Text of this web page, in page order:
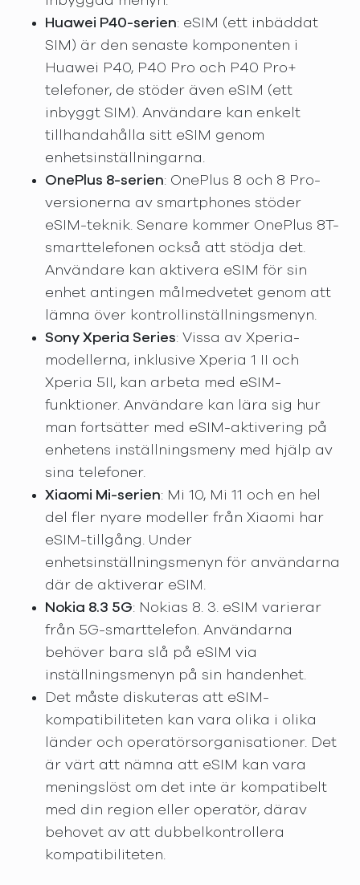
Huawei P40-serien: eSIM (ett inbäddat
SIM) är den senaste komponenten i
Huawei P40, P40 Pro och P40 Pro+
telefoner, de stöder även eSIM (ett
inbyggt SIM). Användare kan enkelt
tillhandahålla sitt eSIM genom
enhetsinställningarna.
OnePlus 8-serien: OnePlus 8 och 8 Pro-
versionerna av smartphones stöder
eSIM-teknik. Senare kommer OnePlus 8T-
smarttelefonen också att stödja det.
Användare kan aktivera eSIM för sin
enhet antingen målmedvetet genom att
lämna över kontrollinställningsmenyn.
Sony Xperia Series: Vissa av Xperia-
modellerna, inklusive Xperia 1 II och
Xperia 5II, kan arbeta med eSIM-
funktioner. Användare kan lära sig hur
man fortsätter med eSIM-aktivering på
enhetens inställningsmeny med hjälp av
sina telefoner.
Xiaomi Mi-serien: Mi 10, Mi 11 och en hel
del fler nyare modeller från Xiaomi har
eSIM-tillgång. Under
enhetsinställningsmenyn för användarna
där de aktiverar eSIM.
Nokia 8.3 5G: Nokias 8. 3. eSIM varierar
från 5G-smarttelefon. Användarna
behöver bara slå på eSIM via
inställningsmenyn på sin handenhet.
Det måste diskuteras att eSIM-
kompatibiliteten kan vara olika i olika
länder och operatörsorganisationer. Det
är värt att nämna att eSIM kan vara
meningslöst om det inte är kompatibelt
med din region eller operatör, därav
behovet av att dubbelkontrollera
kompatibiliteten.